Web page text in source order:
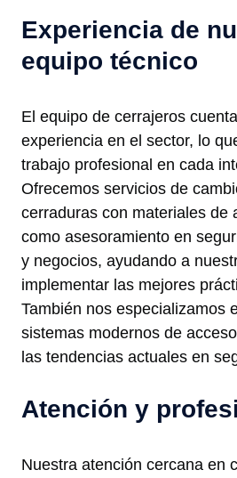
Experiencia de
equipo técnico
El equipo de cerrajeros
experiencia en el sector, lo
trabajo profesional en cada
Ofrecemos servicios de
cerraduras con materiales de
como asesoramiento en
y negocios, ayudando a
implementar las mejores
También nos especializamos
sistemas modernos de
las tendencias actuales en
Atención y
Nuestra atención cercana en